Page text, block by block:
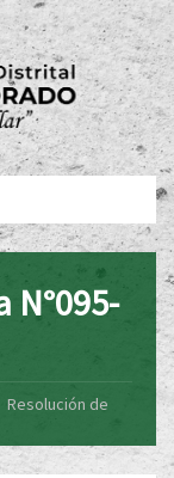
N°095-
Resolución de